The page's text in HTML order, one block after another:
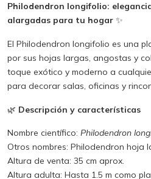
Philodendron longifolio:
alargadas para tu hogar✨
El Philodendron longifolio es una
por sus hojas largas, angostas y
toque exótico y moderno a
para decorar salas, oficinas y
🌿 Descripción y características
Nombre científico: Philodendron
Otros nombres: Philodendron hoja
Altura de venta: 35 cm aprox.
Altura adulta: Hasta 1.5 m como